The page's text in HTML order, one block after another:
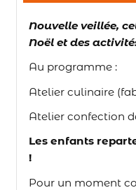
Nouvelle veillée,
Noël et des
Au programme :
Atelier culinaire
Atelier confection
Les enfants
!
Pour un moment